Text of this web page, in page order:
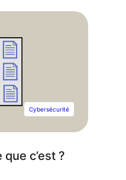
Cybersécurité
c’est ?